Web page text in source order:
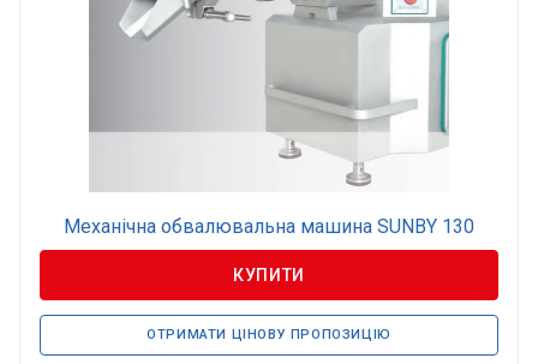
Механічна обвалювальна машина SUNBY 130
КУПИТИ
ОТРИМАТИ ЦІНОВУ ПРОПОЗИЦІЮ